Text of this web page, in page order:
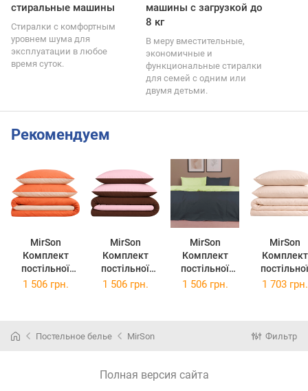
стиральные машины
Стиралки с комфортным
уровнем шума для
эксплуатации в любое
время суток.
машины с загрузкой до
8 кг
В меру вместительные,
экономичные и
функциональные стиралки
для семей с одним или
двумя детьми.
Рекомендуем
MirSon
Комплект
постільної
білизни Бязь
(12-0712 + 13-
MirSon
Комплект
постільної
білизни Бязь
(14-1312 + 15-
MirSon
Комплект
постільної
білизни Бязь
MirSon
Комплект
постільної
білизни Бязь
1 506 грн. 1 506 грн. 1 506 грн. 1 703 грн.
Постельное белье MirSon Фильтр
Полная версия сайта